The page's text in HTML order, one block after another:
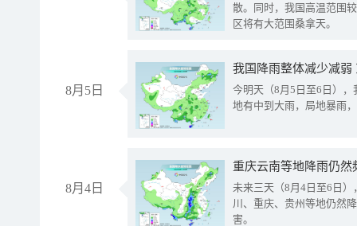
散。同时，我国高温范围
区将有大范围桑拿天。
8月5日
我国降雨整体减少减弱
今明天（8月5日至6日）
地有中到大雨，局地暴雨
8月4日
重庆云南等地降雨仍然
未来三天（8月4日至6日
川、重庆、贵州等地仍然
害。